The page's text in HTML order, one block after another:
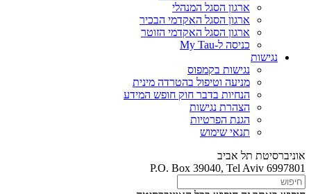
ארגון הסגל המנהלי
ארגון הסגל האקדמי הבכיר
ארגון הסגל האקדמי הזוטר
כניסה ל-My Tau
נגישות
נגישות בקמפוס
מניעה וטיפול בהטרדה מינית
הנחיות בדבר חוק חופש המידע
הצהרת נגישות
הגנת הפרטיות
תנאי שימוש
אוניברסיטת תל אביב
P.O. Box 39040, Tel Aviv 6997801